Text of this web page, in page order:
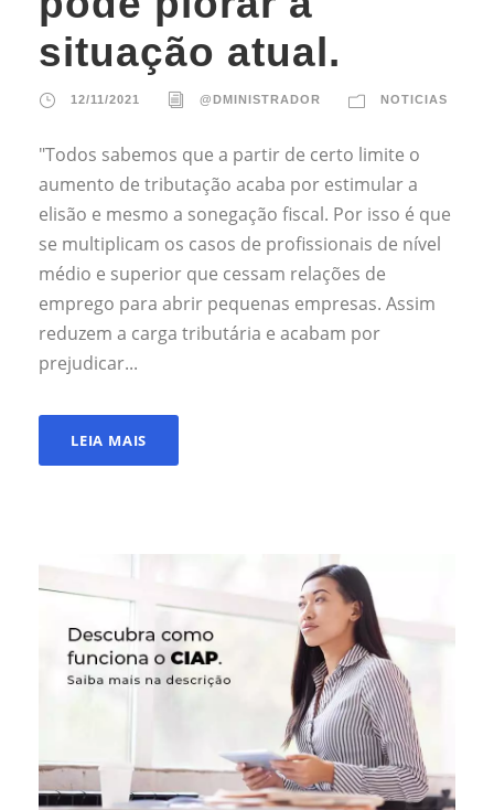
situação atual.
12/11/2021 @DMINISTRADOR NOTICIAS
"Todos sabemos que a partir de certo limite o
aumento de tributação acaba por estimular a
elisão e mesmo a sonegação fiscal. Por isso é que
se multiplicam os casos de profissionais de nível
médio e superior que cessam relações de
emprego para abrir pequenas empresas. Assim
reduzem a carga tributária e acabam por
prejudicar...
LEIA MAIS